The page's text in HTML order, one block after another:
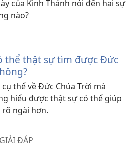
của Kinh Thánh nói đến hai sự
nào?
thể thật sự tìm được Đức
cụ thể về Đức Chúa Trời mà
hiểu được thật sự có thể giúp
ngài hơn.
ĐÁP